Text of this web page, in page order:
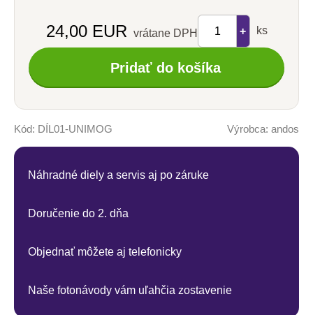
24,00 EUR vrátane DPH + ks
Pridať do košíka
Kód: DÍL01-UNIMOG Výrobca: andos
Náhradné diely a servis aj po záruke
Doručenie do 2. dňa
Objednať môžete aj telefonicky
Naše fotonávody vám uľahčia zostavenie